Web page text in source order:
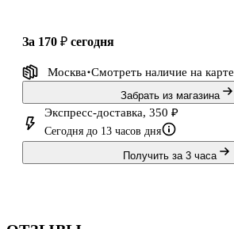
за 170 ₽ сегодня
Москва Смотреть наличие на карте
Забрать из магазина
Экспресс-доставка, 350 ₽
Сегодня до 13 часов дня
Получить за 3 часа